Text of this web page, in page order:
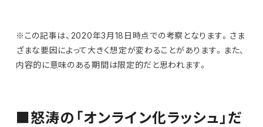
※この記事は、2020年3月18日時点での考察となります。さま
ざまな要因によって大きく想定が変わることがあります。また、
内容的に意味のある期間は限定的だと思われます。
■怒涛の「オンライン化ラッシュ」だ